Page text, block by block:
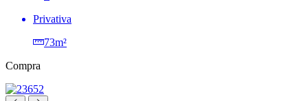
Privativa
73m²
Compra